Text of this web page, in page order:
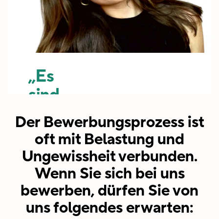
Weg
laufen.“
Leitender
Produktlinienmanager
und
wachsenden
Unternehmens
zu sein,
das
kontinuierlich
in neue
Märkte
expandiert.“
Omercan
Digital Analyst -
„Es
sind
einfach
die
Leute
bei
HEYDUDE.
Menschen
Der Bewerbungsprozess ist
oft mit Belastung und
Ungewissheit verbunden.
Wenn Sie sich bei uns
bewerben, dürfen Sie von
uns folgendes erwarten: